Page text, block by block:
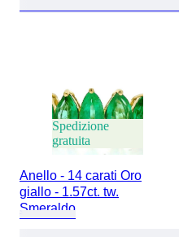
Spedizione
gratuita
Anello - 14 carati Oro
giallo - 1.57ct. tw.
Smeraldo